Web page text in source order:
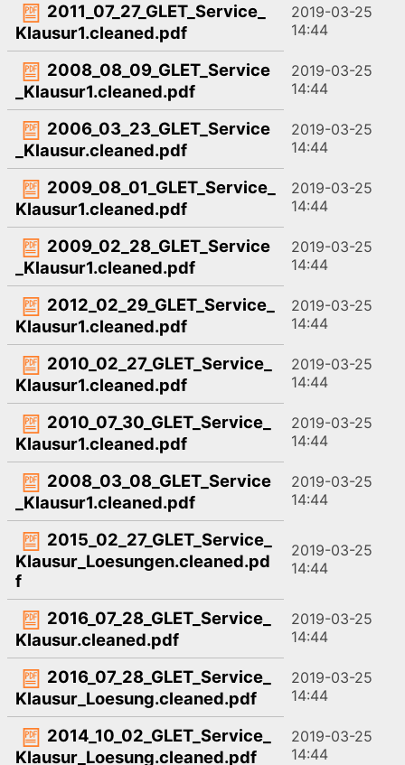
2011_07_27_GLET_Service_
Klausur1.cleaned.pdf
2019-03-25
14:44
2008_08_09_GLET_Service
_Klausur1.cleaned.pdf
2019-03-25
14:44
2006_03_23_GLET_Service
_Klausur.cleaned.pdf
2019-03-25
14:44
2009_08_01_GLET_Service_
Klausur1.cleaned.pdf
2019-03-25
14:44
2009_02_28_GLET_Service
_Klausur1.cleaned.pdf
2019-03-25
14:44
2012_02_29_GLET_Service_
Klausur1.cleaned.pdf
2019-03-25
14:44
2010_02_27_GLET_Service_
Klausur1.cleaned.pdf
2019-03-25
14:44
2010_07_30_GLET_Service_
Klausur1.cleaned.pdf
2019-03-25
14:44
2008_03_08_GLET_Service
_Klausur1.cleaned.pdf
2019-03-25
14:44
2015_02_27_GLET_Service_
Klausur_Loesungen.cleaned.pd
f
2019-03-25
14:44
2016_07_28_GLET_Service_
Klausur.cleaned.pdf
2019-03-25
14:44
2016_07_28_GLET_Service_
Klausur_Loesung.cleaned.pdf
2019-03-25
14:44
2014_10_02_GLET_Service_
Klausur_Loesung.cleaned.pdf
2019-03-25
14:44